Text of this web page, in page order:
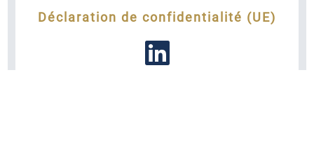
Déclaration de confidentialité (UE)